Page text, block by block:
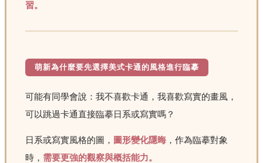
習。
萌新為什麼要先選擇美式卡通的風格進行臨摹
可能有同學會說：我不喜歡卡通，我喜歡寫實的畫風，
可以跳過卡通直接臨摹日系或寫實嗎？
日系或寫實風格的圖， 圖形變化隱晦 ，作為臨摹對象
時， 需要更強的觀察與概括能力。